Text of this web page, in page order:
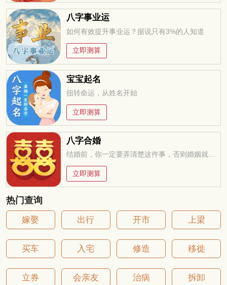
八字事业运
如何有效提升事业运？据说只有3%的人知道
立即测算
宝宝起名
扭转命运，从姓名开始
立即测算
八字合婚
结婚前，你一定要弄清楚这件事，否则婚姻就是你的坟墓
立即测算
热门查询
嫁娶 出行 开市 上梁
买车 入宅 修造 移徙
立券 会亲友 治病 拆卸